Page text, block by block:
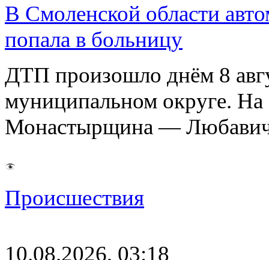
В Смоленской области
попала в больницу
ДТП произошло днём 8
муниципальном округе.
Монастырщина —
Происшествия
10.08.2026, 03:18